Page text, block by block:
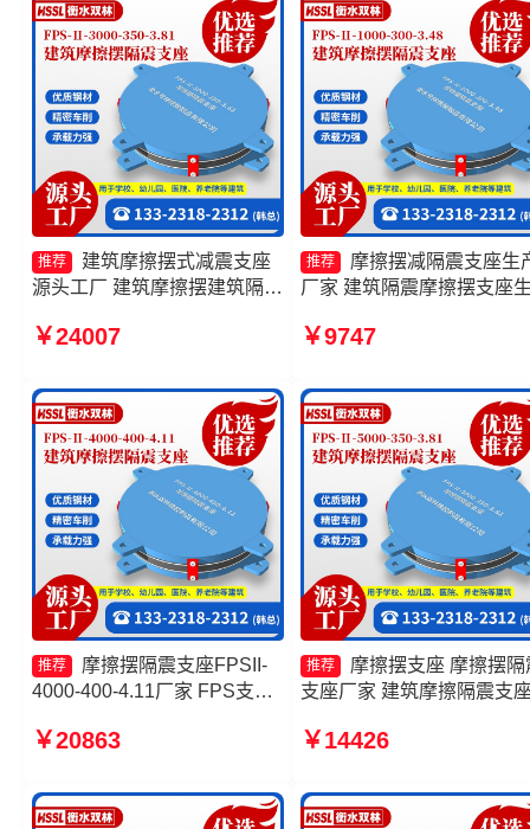
厂家
推荐
建筑摩擦摆式减震支座
源头工厂 建筑摩擦摆建筑隔震
座 摩擦摆支座-15.0ZX支座的
￥24007
推荐
摩擦摆减隔震支座生
厂家 建筑隔震摩擦摆支座
3000-350-3.81生产厂家 摩
￥9747
推荐
摩擦摆隔震支座FPSII-
4000-400-4.11厂家 FPS支座
厂家 摩擦摆隔震支座FPSII-
￥20863
推荐
摩擦摆支座 摩擦摆隔
支座厂家 建筑摩擦隔震支
300-3.48
￥14426